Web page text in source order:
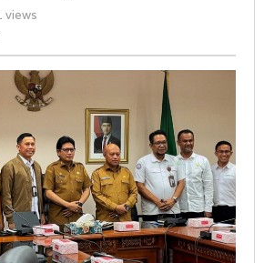
JKN-
KIS
views